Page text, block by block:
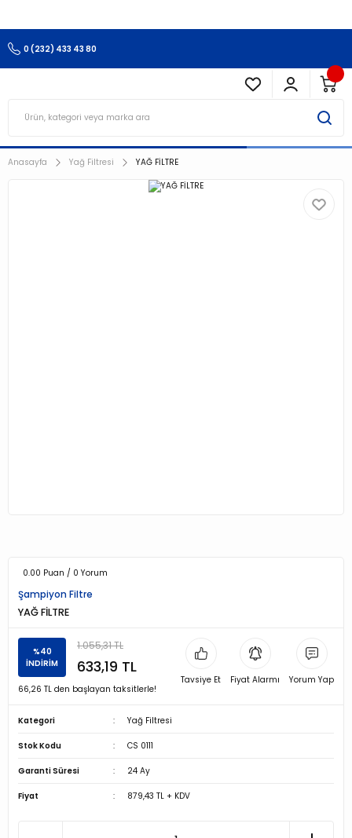
0 (232) 433 43 80
Anasayfa Yağ Filtresi YAĞ FİLTRE
0.00 Puan / 0 Yorum
Şampiyon Filtre
YAĞ FİLTRE
%40
İNDİRİM
1.055,31 TL
633,19 TL
66,26 TL den başlayan taksitlerle!
Tavsiye Et Fiyat Alarmı Yorum Yap
Kategori Yağ Filtresi
Stok Kodu CS 0111
Garanti Süresi 24 Ay
Fiyat 879,43 TL + KDV